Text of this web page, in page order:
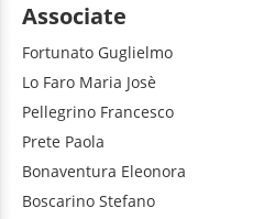
Associate
Fortunato Guglielmo
Lo Faro Maria Josè
Pellegrino Francesco
Prete Paola
Bonaventura Eleonora
Boscarino Stefano